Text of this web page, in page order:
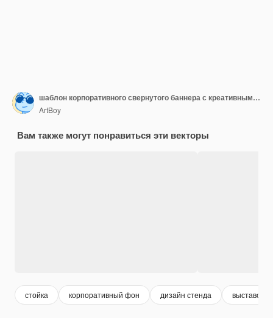
шаблон корпоративного свернутого баннера с креативными идеями форм
ArtBoy
Вам также могут понравиться эти векторы
стойка корпоративный фон дизайн стенда